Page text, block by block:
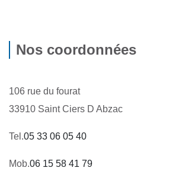
Nos coordonnées
106 rue du fourat
33910 Saint Ciers D Abzac
Tel.05 33 06 05 40
Mob.06 15 58 41 79